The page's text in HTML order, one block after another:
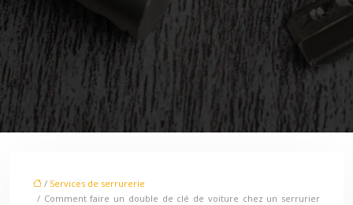
/ Services de serrurerie
/ Comment faire un double de clé de voiture chez un serrurier